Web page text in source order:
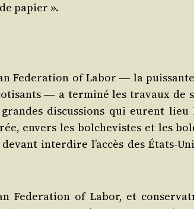
papier ».
Fede­ra­tion of Labor― la
― a ter­mi­né les tra­vaux de
dis­cus­sions qui eurent lieu
envers les bol­che­vistes et les
inter­dire l’ac­cès des États-
Fede­ra­tion of Labor, et